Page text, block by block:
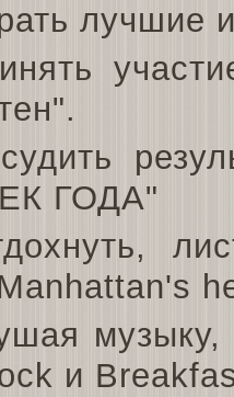
лучшие
ГОДА"
музыку,
и